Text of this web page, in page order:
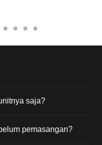
saja?
pemasangan?